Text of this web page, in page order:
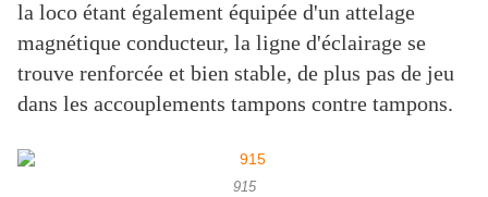
la loco étant également équipée d'un attelage
magnétique conducteur, la ligne d'éclairage se
trouve renforcée et bien stable, de plus pas de jeu
dans les accouplements tampons contre tampons.
915